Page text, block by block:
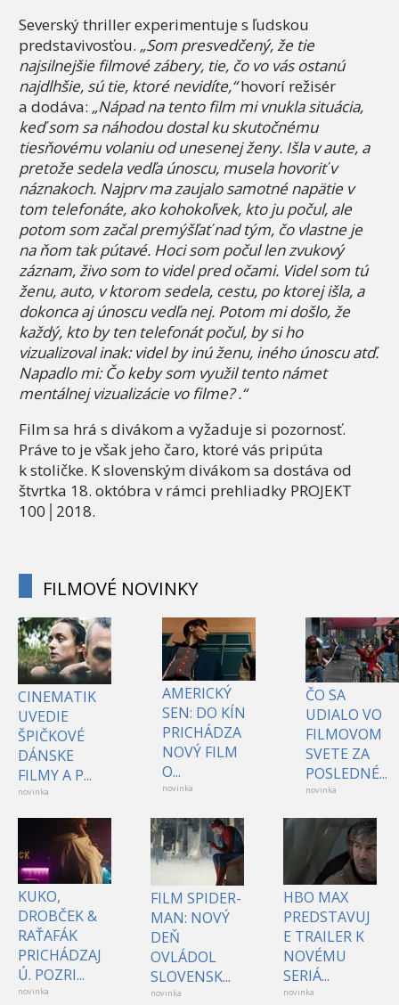
Severský thriller experimentuje s ľudskou
predstavivosťou. „Som presvedčený, že tie
najsilnejšie filmové zábery, tie, čo vo vás ostanú
najdlhšie, sú tie, ktoré nevidíte,“hovorí režisér
a dodáva: „Nápad na tento film mi vnukla situácia,
keď som sa náhodou dostal ku skutočnému
tiesňovému volaniu od unesenej ženy. Išla v aute, a
pretože sedela vedľa únoscu, musela hovoriť v
náznakoch. Najprv ma zaujalo samotné napätie v
tom telefonáte, ako kohokoľvek, kto ju počul, ale
potom som začal premýšľať nad tým, čo vlastne je
na ňom tak pútavé. Hoci som počul len zvukový
záznam, živo som to videl pred očami. Videl som tú
ženu, auto, v ktorom sedela, cestu, po ktorej išla, a
dokonca aj únoscu vedľa nej. Potom mi došlo, že
každý, kto by ten telefonát počul, by si ho
vizualizoval inak: videl by inú ženu, iného únoscu atď.
Napadlo mi: Čo keby som využil tento námet
mentálnej vizualizácie vo filme? .“
Film sa hrá s divákom a vyžaduje si pozornosť.
Práve to je však jeho čaro, ktoré vás pripúta
k stoličke. K slovenským divákom sa dostáva od
štvrtka 18. októbra v rámci prehliadky PROJEKT
100│2018.
FILMOVÉ NOVINKY
CINEMATIK
UVEDIE
ŠPIČKOVÉ
DÁNSKE
FILMY A P...
novinka
AMERICKÝ
SEN: DO KÍN
PRICHÁDZA
NOVÝ FILM
O...
novinka
ČO SA
UDIALO VO
FILMOVOM
SVETE ZA
POSLEDNÉ...
novinka
KUKO,
DROBČEK &
RAŤAFÁK
PRICHÁDZAJ
Ú. POZRI...
novinka
FILM SPIDER-
MAN: NOVÝ
DEŇ
OVLÁDOL
SLOVENSK...
novinka
HBO MAX
PREDSTAVUJ
E TRAILER K
NOVÉMU
SERIÁ...
novinka